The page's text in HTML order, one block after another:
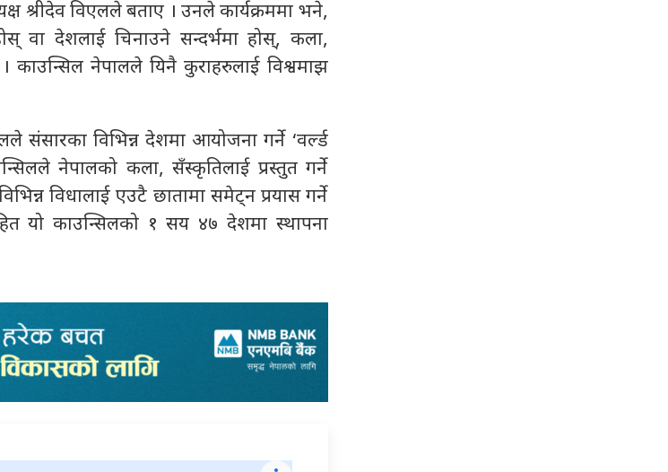
श्रीदेव विएलले बताए । उनले कार्यक्रममा भने,
होस् वा देशलाई चिनाउने सन्दर्भमा होस्, कला,
काउन्सिल नेपालले यिनै कुराहरुलाई विश्वमाझ
संसारका विभिन्न देशमा आयोजना गर्ने ‘वर्ल्ड
नेपालको कला, सँस्कृतिलाई प्रस्तुत गर्ने
विधालाई एउटै छातामा समेट्न प्रयास गर्ने
यो काउन्सिलको १ सय ४७ देशमा स्थापना